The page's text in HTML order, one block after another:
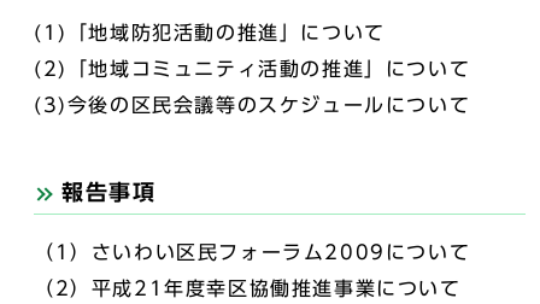
(1)「地域防犯活動の推進」について
(2)「地域コミュニティ活動の推進」について
(3)今後の区民会議等のスケジュールについて
報告事項
（1）さいわい区民フォーラム2009について
（2）平成21年度幸区協働推進事業について